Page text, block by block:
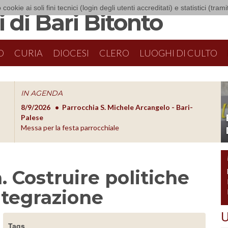
ai soli fini tecnici (login degli utenti accreditati) e statistici
di Bari Bitonto
CURIA DIOCESI CLERO LUOGHI DI CULTO
IN AGENDA
8/9/2026
Parrocchia S. Michele Arcangelo - Bari-
Palese
Messa per la festa parrocchiale
8/10/
Costruire politiche
Tags